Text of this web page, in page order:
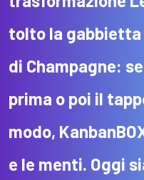
tolto la
di Champagne:
prima o poi il
modo,
e le menti. Oggi